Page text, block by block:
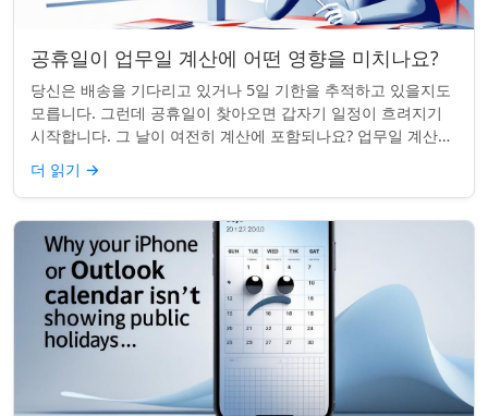
공휴일이 업무일 계산에 어떤 영향을 미치나요?
당신은 배송을 기다리고 있거나 5일 기한을 추적하고 있을지도
모릅니다. 그런데 공휴일이 찾아오면 갑자기 일정이 흐려지기
시작합니다. 그 날이 여전히 계산에 포함되나요? 업무일 계산을
할 때 공휴일은 생각보다 더 중요...
더 읽기 →